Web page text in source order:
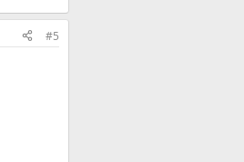
#5